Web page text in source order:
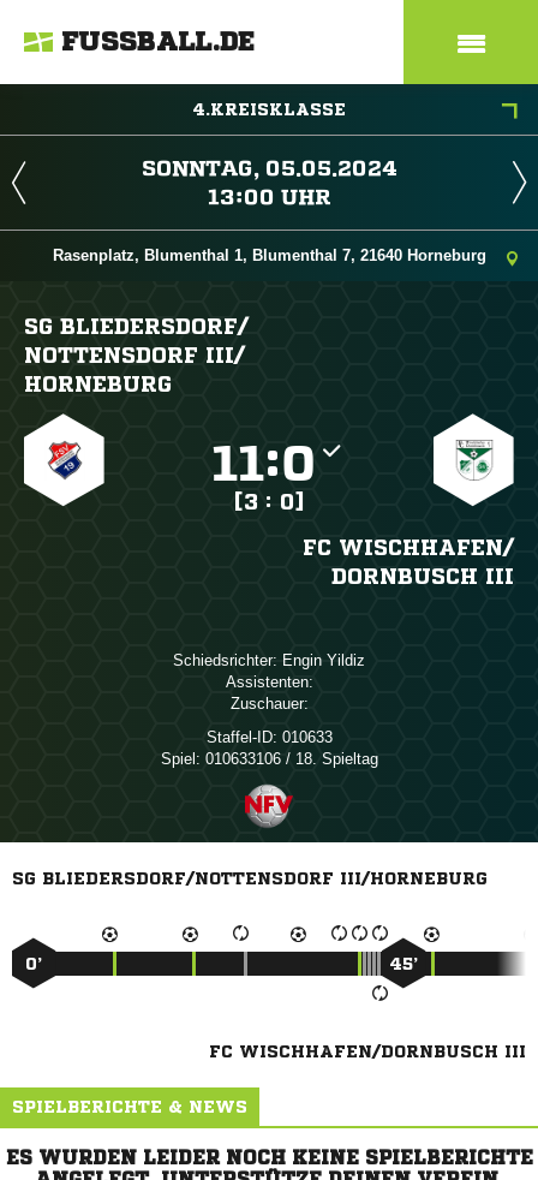
FUSSBALL.DE
4.KREISKLASSE
 
 
Rasenplatz, Blumenthal 1, Blumenthal 7, 21640 Horneburg
SG BLIEDERSDORF/​
NOTTENSDORF III/​
HORNEBURG
:
[3 : 0]
FC WISCHHAFEN/​
DORNBUSCH III
Schiedsrichter:  
Assistenten:
Zuschauer:
Staffel-ID: 010633
Spiel: 010633106 / 18. Spieltag
SG BLIEDERSDORF/NOTTENSDORF III/HORNEBURG
0’ 45’
FC WISCHHAFEN/DORNBUSCH III
SPIELBERICHTE & NEWS
ES WURDEN LEIDER NOCH KEINE SPIELBERICHTE